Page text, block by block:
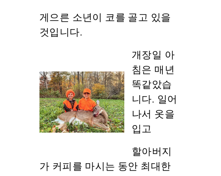
게으른 소년이 코를 골고 있을
것입니다.
개장일 아
침은 매년
똑같았습
니다. 일어
나서 옷을
입고
할아버지
가 커피를 마시는 동안 최대한